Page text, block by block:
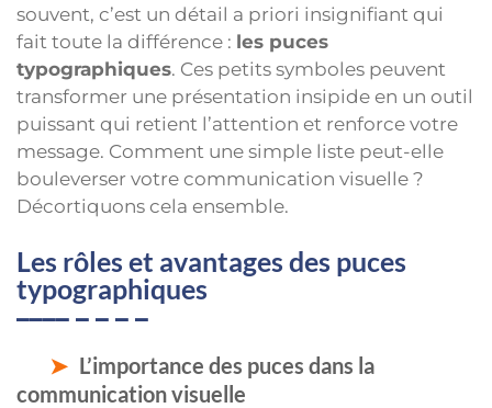
souvent, c’est un détail a priori insignifiant qui
fait toute la différence : les puces
typographiques. Ces petits symboles peuvent
transformer une présentation insipide en un outil
puissant qui retient l’attention et renforce votre
message. Comment une simple liste peut-elle
bouleverser votre communication visuelle ?
Décortiquons cela ensemble.
Les rôles et avantages des puces
typographiques
L’importance des puces dans la
communication visuelle